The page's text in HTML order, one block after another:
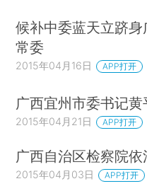
候补中委蓝天立跻
常委
2015年04月16日 APP打开
广西宜州市委书记
2015年04月21日 APP打开
广西自治区检察院
2015年04月03日 APP打开